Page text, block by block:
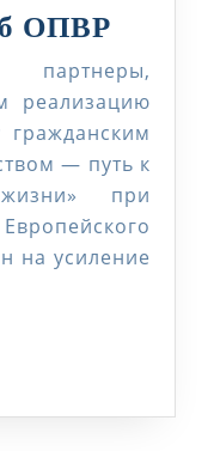
ОПВР
слов
об
ОПВР
партнеры,
реализацию
— путь к
при
на усиление